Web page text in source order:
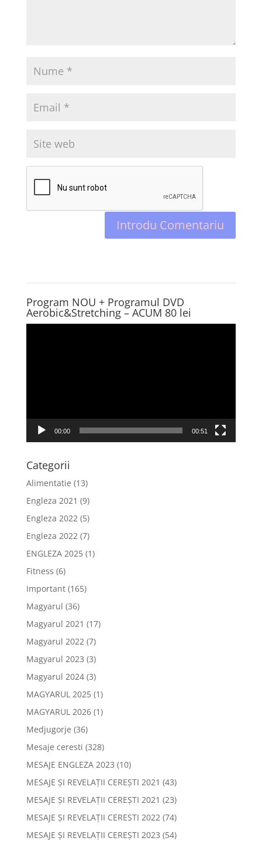
Program NOU + Programul DVD
Aerobic&Stretching – ACUM 80 lei
00:00 00:51
Categorii
Alimentatie (13)
Engleza 2021 (9)
Engleza 2022 (5)
Engleza 2022 (7)
ENGLEZA 2025(1)
Fitness (6)
Important(165)
Magyarul (36)
Magyarul 2021 (17)
Magyarul 2022 (7)
Magyarul 2023 (3)
Magyarul 2024(3)
MAGYARUL 2025(1)
MAGYARUL 2026(1)
Medjugorje (36)
Mesaje ceresti (328)
MESAJE ENGLEZA 2023 (10)
MESAJE ȘI REVELAȚII CEREȘTI 2021 (43)
MESAJE ȘI REVELAȚII CEREȘTI 2021 (23)
MESAJE ȘI REVELAȚII CERESTI 2022 (74)
MESAJE ȘI REVELAȚII CEREȘTI 2023 (54)